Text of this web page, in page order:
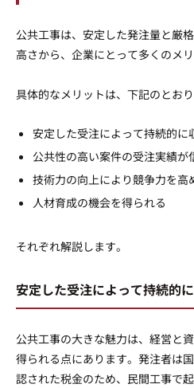
公共工事は、安定した発注量と厳
高さから、企業にとって多くのメ
具体的なメリットは、下記のとおり
安定した受注によって持続的に
公共性の高い案件の受注実績が
技術力の向上により競争力を高
人材育成の機会を得られる
それぞれ解説します。
安定した受注によって持続的
公共工事の大きな魅力は、経営と
得られる点にあります。発注者は
認された税金のため、民間工事で